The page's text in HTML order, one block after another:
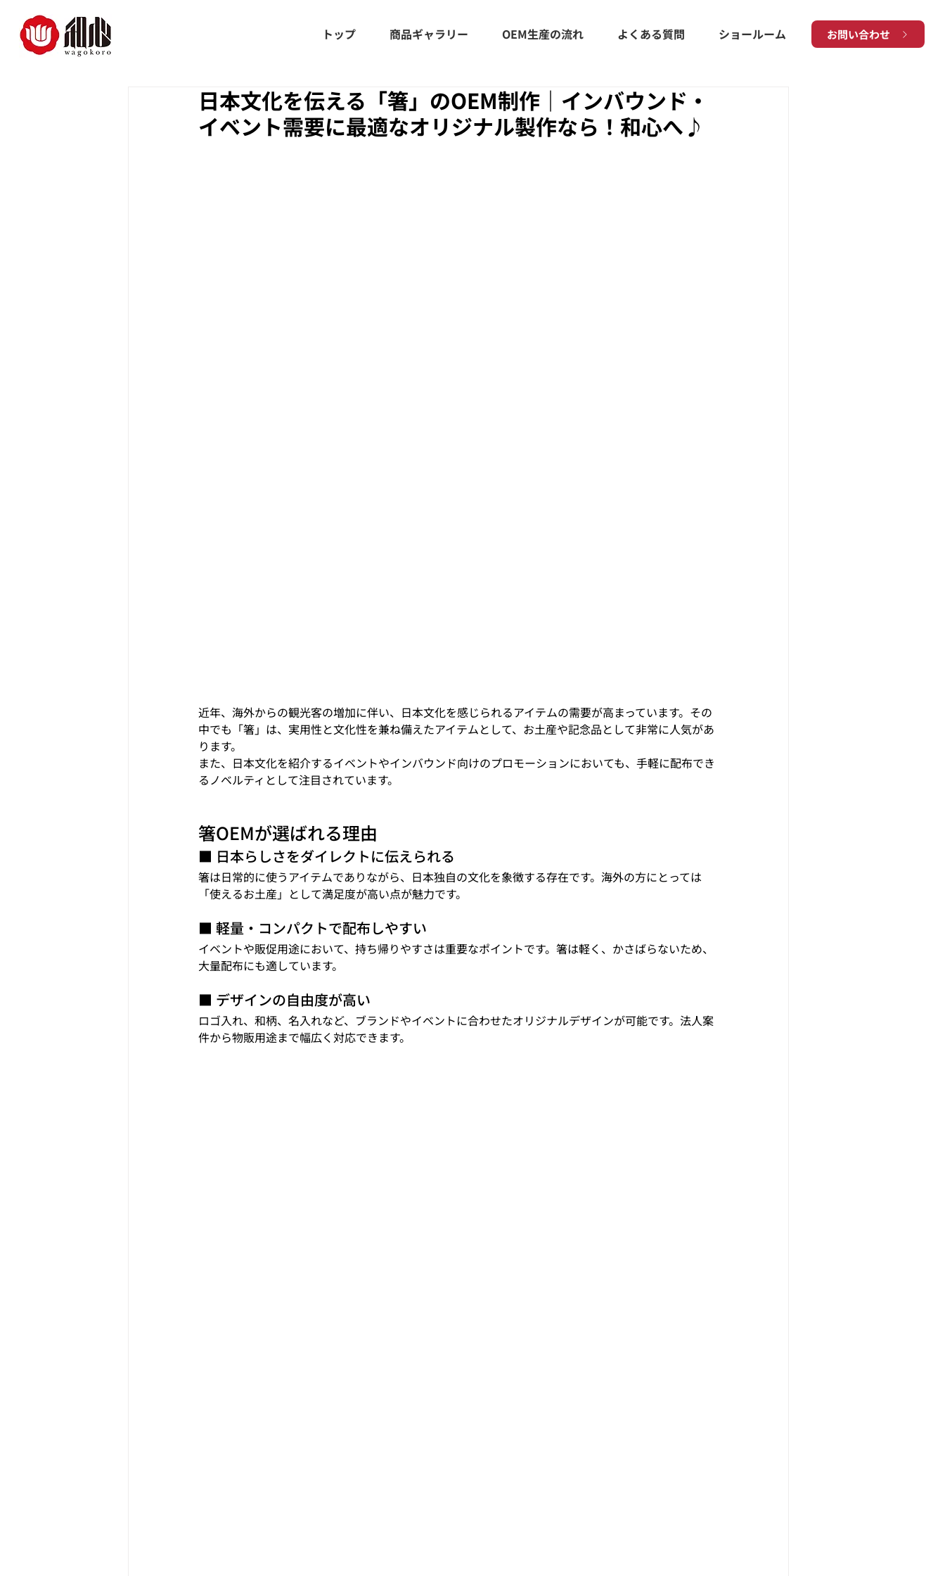
トップ 商品ギャラリー OEM生産の流れ よくある質問 ショールーム お問い合わせ
日本文化を伝える「箸」のOEM制作｜インバウンド・
イベント需要に最適なオリジナル製作なら！和心へ♪
近年、海外からの観光客の増加に伴い、日本文化を感じられるアイテムの需要が高まっています。その
中でも「箸」は、実用性と文化性を兼ね備えたアイテムとして、お土産や記念品として非常に人気があ
ります。
また、日本文化を紹介するイベントやインバウンド向けのプロモーションにおいても、手軽に配布でき
るノベルティとして注目されています。
箸OEMが選ばれる理由
■ 日本らしさをダイレクトに伝えられる
箸は日常的に使うアイテムでありながら、日本独自の文化を象徴する存在です。海外の方にとっては
「使えるお土産」として満足度が高い点が魅力です。
■ 軽量・コンパクトで配布しやすい
イベントや販促用途において、持ち帰りやすさは重要なポイントです。箸は軽く、かさばらないため、
大量配布にも適しています。
■ デザインの自由度が高い
ロゴ入れ、和柄、名入れなど、ブランドやイベントに合わせたオリジナルデザインが可能です。法人案
件から物販用途まで幅広く対応できます。